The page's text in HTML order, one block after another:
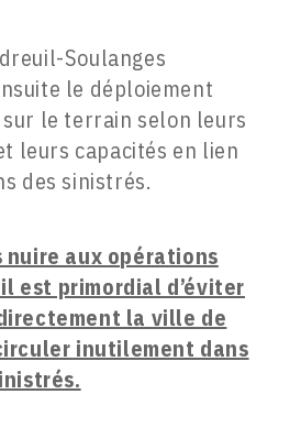
Soulanges
le déploiement
le terrain selon leurs
leurs capacités en lien
des sinistrés.
nuire aux opérations
est primordial d’éviter
la ville de
inutilement dans